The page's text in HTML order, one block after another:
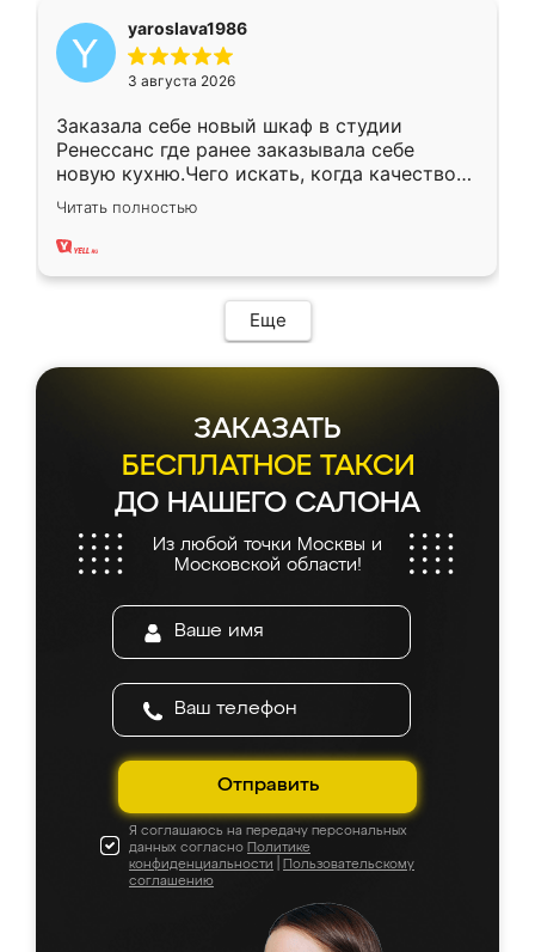
yaroslava1986
3 августа 2026
Заказала себе новый шкаф в студии
Ренессанс где ранее заказывала себе
новую кухню.Чего искать, когда качеством
вполне довольна. Служит кухня уже почти
два года, нареканий нет.
Читать полностью
Еще
ЗАКАЗАТЬ
БЕСПЛАТНОЕ ТАКСИ
ДО НАШЕГО САЛОНА
Из любой точки Москвы и
Московской области!
Отправить
Я соглашаюсь на передачу персональных
данных согласно Политике
конфиденциальности
Пользовательскому
соглашению